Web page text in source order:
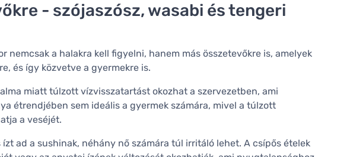
- szójaszósz, wasabi és tengeri
nemcsak a halakra kell figyelni, hanem más összetevőkre is, amelyek
és így közvetve a gyermekre is.
miatt túlzott vízvisszatartást okozhat a szervezetben, ami
étrendjében sem ideális a gyermek számára, mivel a túlzott
a veséjét.
ad a sushinak, néhány nő számára túl irritáló lehet. A csípős ételek